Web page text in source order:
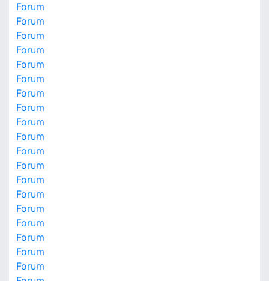
Forum
Forum
Forum
Forum
Forum
Forum
Forum
Forum
Forum
Forum
Forum
Forum
Forum
Forum
Forum
Forum
Forum
Forum
Forum